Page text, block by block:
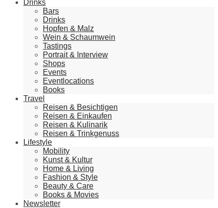
Drinks
Bars
Drinks
Hopfen & Malz
Wein & Schaumwein
Tastings
Portrait & Interview
Shops
Events
Eventlocations
Books
Travel
Reisen & Besichtigen
Reisen & Einkaufen
Reisen & Kulinarik
Reisen & Trinkgenuss
Lifestyle
Mobility
Kunst & Kultur
Home & Living
Fashion & Style
Beauty & Care
Books & Movies
Newsletter